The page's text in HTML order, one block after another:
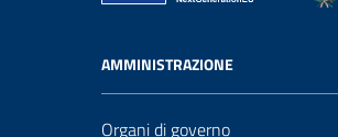
AMMINISTRAZIONE
Organi di governo